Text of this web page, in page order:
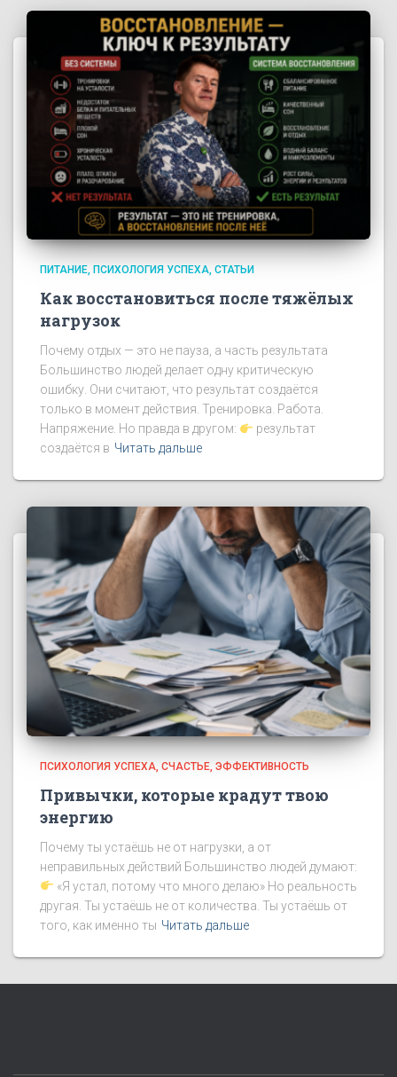
ПИТАНИЕ ПСИХОЛОГИЯ УСПЕХА СТАТЬИ
Как восстановиться после тяжёлых
нагрузок
Почему отдых — это не пауза, а часть результата
Большинство людей делает одну критическую
ошибку. Они считают, что результат создаётся
только в момент действия. Тренировка. Работа.
Напряжение. Но правда в другом:
результат
создаётся в Читать дальше
ПСИХОЛОГИЯ УСПЕХА СЧАСТЬЕ ЭФФЕКТИВНОСТЬ
Привычки, которые крадут твою
энергию
Почему ты устаёшь не от нагрузки, а от
неправильных действий Большинство людей думают:
«Я устал, потому что много делаю» Но реальность
другая. Ты устаёшь не от количества. Ты устаёшь от
того, как именно ты Читать дальше